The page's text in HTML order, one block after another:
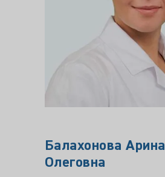
Балахонова Арина
Олеговна